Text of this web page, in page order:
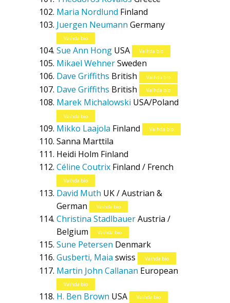
Maria Nordlund Finland
Juergen Neumann Germany
Vaihda bio
Sue Ann Hong USA Vaihda bio
Mikael WehnerSweden
Dave Griffiths British Vaihda bio
Dave Griffiths British Vaihda bio
Marek Michalowski USA/Poland
Vaihda bio
Mikko Laajola Finland Vaihda bio
Sanna Marttila
Heidi Holm Finland
Céline Coutrix Finland / French
Vaihda bio
David Muth UK / Austrian &
German
Vaihda bio
Christina StadlbauerAustria /
Belgium
Vaihda bio
Sune Petersen Denmark
Gusberti, Maia swiss Vaihda bio
Martin John Callanan European
Vaihda bio
H. Ben Brown USA Vaihda bio